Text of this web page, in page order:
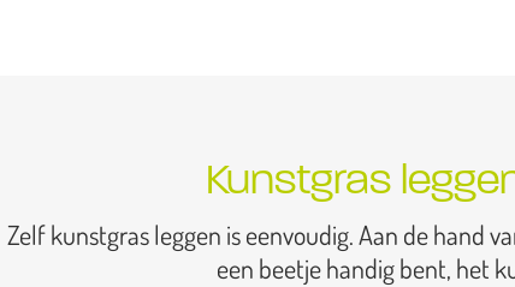
Kunstgras
Zelf kunstgras leggen is eenvoudig. Aan de hand
een beetje handig bent, het